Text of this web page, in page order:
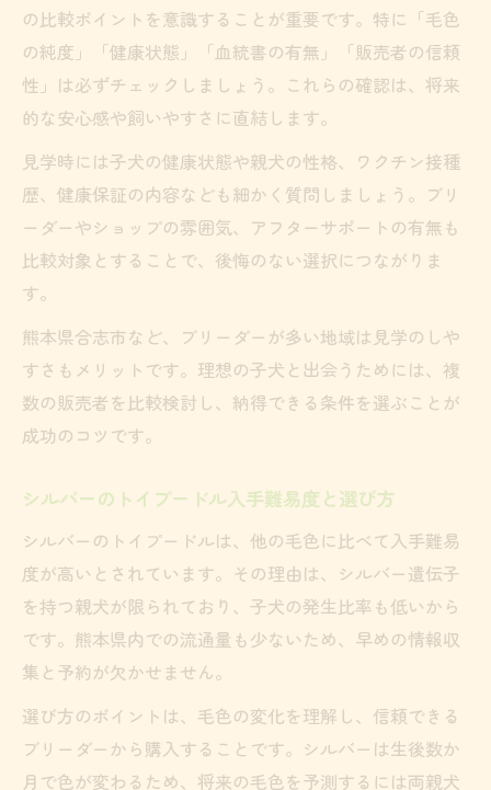
熊本で理想のトイプードルを探すポイント
集
トイプードル選びで失敗しないための確認
健康なトイプードル子犬を見極める方法
熊本県でトイプードル子犬を選ぶ際の注意
点
トイプードルブリーダー選びの信頼性チェ
ック法
信頼できるブリーダーの特徴と見分け方
トイプードル子犬を安心して迎えるための
良質なトイプードルブリーダーの見極めポ
イント
熊本でブリーダー選びに失敗しない秘訣
の比較ポイントを意識することが重要です。特に「毛色
の純度」「健康状態」「血統書の有無」「販売者の信頼
性」は必ずチェックしましょう。これらの確認は、将来
的な安心感や飼いやすさに直結します。
見学時には子犬の健康状態や親犬の性格、ワクチン接種
歴、健康保証の内容なども細かく質問しましょう。ブリ
ーダーやショップの雰囲気、アフターサポートの有無も
比較対象とすることで、後悔のない選択につながりま
す。
熊本県合志市など、ブリーダーが多い地域は見学のしや
すさもメリットです。理想の子犬と出会うためには、複
数の販売者を比較検討し、納得できる条件を選ぶことが
成功のコツです。
シルバーのトイプードル入手難易度と選び方
シルバーのトイプードルは、他の毛色に比べて入手難易
度が高いとされています。その理由は、シルバー遺伝子
を持つ親犬が限られており、子犬の発生比率も低いから
です。熊本県内での流通量も少ないため、早めの情報収
集と予約が欠かせません。
選び方のポイントは、毛色の変化を理解し、信頼できる
ブリーダーから購入することです。シルバーは生後数か
月で色が変わるため、将来の毛色を予測するには両親犬